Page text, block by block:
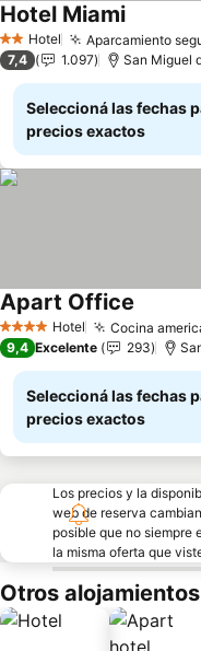
2 Estrellas
Hotel Aparcamiento
Hotel MiamiVer
7,4 1.097 San Miguel
Seleccioná las fechas
precios exactos
4 EstrellasHotel Cocina
Apart Office
9,4 Excelente 293
Seleccioná las fechas
precios exactos
Los precios y la
web de reserva
posible que no siempre
la misma oferta que
Otros